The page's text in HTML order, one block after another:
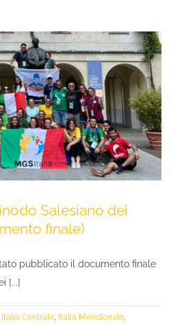
Salesiano dei
finale)
pubblicato il documento finale
[...]
Italia Centrale, Italia Meridionale,